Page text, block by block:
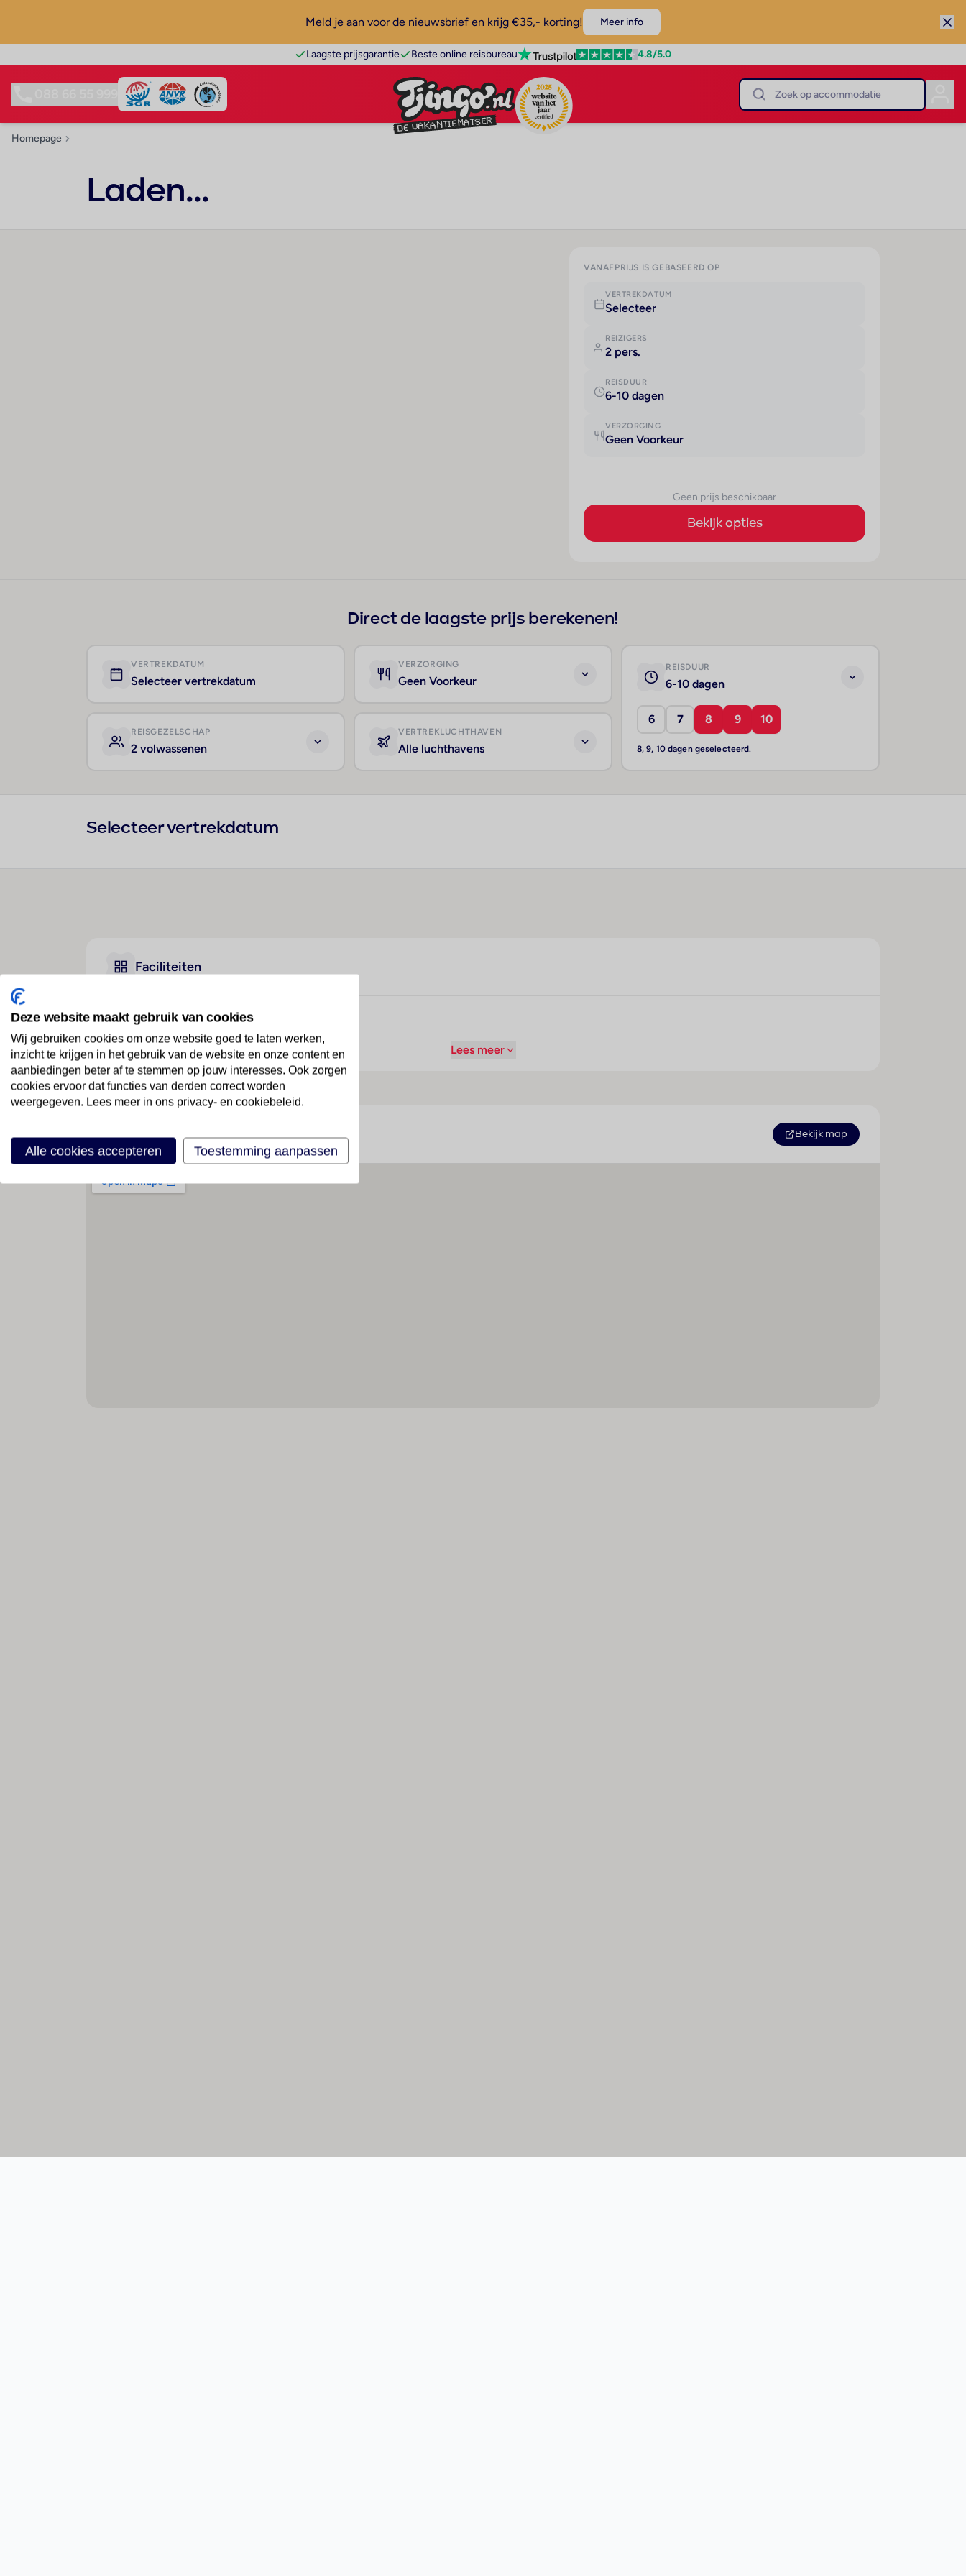
Meld je aan voor de nieuwsbrief en krijg €35,- korting! Meer info
Laagste prijsgarantie Beste online reisbureau 4.8/5.0
Homepage
Laden...
VANAFPRIJS IS GEBASEERD OP
VERTREKDATUM
Selecteer
REIZIGERS
2 pers.
REISDUUR
6-10 dagen
VERZORGING
Geen Voorkeur
Geen prijs beschikbaar
Bekijk opties
Direct de laagste prijs berekenen!
VERTREKDATUM
Selecteer vertrekdatum
VERZORGING
Geen Voorkeur
REISDUUR
6-10 dagen
6 7 8 9 10
8, 9, 10 dagen geselecteerd.
REISGEZELSCHAP
2 volwassenen
VERTREKLUCHTHAVEN
Alle luchthavens
Selecteer vertrekdatum
Faciliteiten
Geen faciliteiten beschikbaar
Lees meer
Locatie Bekijk map
Deze website maakt gebruik van cookies
Wij gebruiken cookies om onze website goed te laten werken,
inzicht te krijgen in het gebruik van de website en onze content en
aanbiedingen beter af te stemmen op jouw interesses. Ook zorgen
cookies ervoor dat functies van derden correct worden
weergegeven. Lees meer in ons privacy- en cookiebeleid.
Alle cookies accepteren Toestemming aanpassen